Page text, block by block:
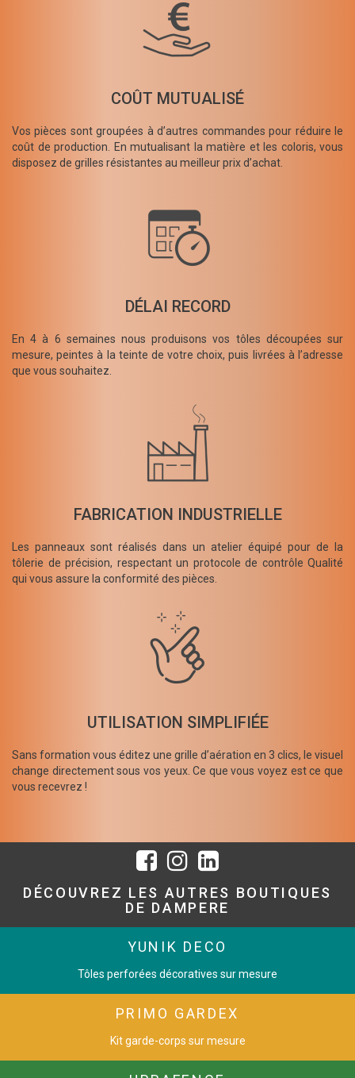
COÛT MUTUALISÉ
Vos pièces sont groupées à d’autres commandes pour réduire le
coût de production. En mutualisant la matière et les coloris, vous
disposez de grilles résistantes au meilleur prix d’achat.
DÉLAI RECORD
En 4 à 6 semaines nous produisons vos tôles découpées sur
mesure, peintes à la teinte de votre choix, puis livrées à l’adresse
que vous souhaitez.
FABRICATION INDUSTRIELLE
Les panneaux sont réalisés dans un atelier équipé pour de la
tôlerie de précision, respectant un protocole de contrôle Qualité
qui vous assure la conformité des pièces.
UTILISATION SIMPLIFIÉE
Sans formation vous éditez une grille d’aération en 3 clics, le visuel
change directement sous vos yeux. Ce que vous voyez est ce que
vous recevrez !
DÉCOUVREZ LES AUTRES BOUTIQUES
DE DAMPERE
YUNIK DECO
Tôles perforées décoratives sur mesure
PRIMO GARDEX
Kit garde-corps sur mesure